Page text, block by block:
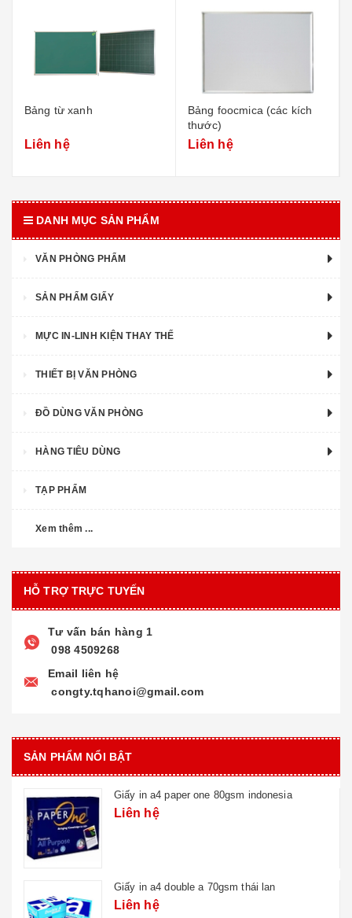
Bảng từ xanh
Liên hệ
Bảng foocmica (các kích
thước)
Liên hệ
DANH MỤC SẢN PHẨM
VĂN PHÒNG PHẨM
SẢN PHẨM GIẤY
MỰC IN-LINH KIỆN THAY THẾ
THIẾT BỊ VĂN PHÒNG
ĐỒ DÙNG VĂN PHÒNG
HÀNG TIÊU DÙNG
TẠP PHẨM
Xem thêm ...
HỖ TRỢ TRỰC TUYẾN
Tư vấn bán hàng 1
098 4509268
Email liên hệ
congty.tqhanoi@gmail.com
SẢN PHẨM NỔI BẬT
Giấy in a4 paper one 80gsm indonesia
Liên hệ
Giấy in a4 double a 70gsm thái lan
Liên hệ